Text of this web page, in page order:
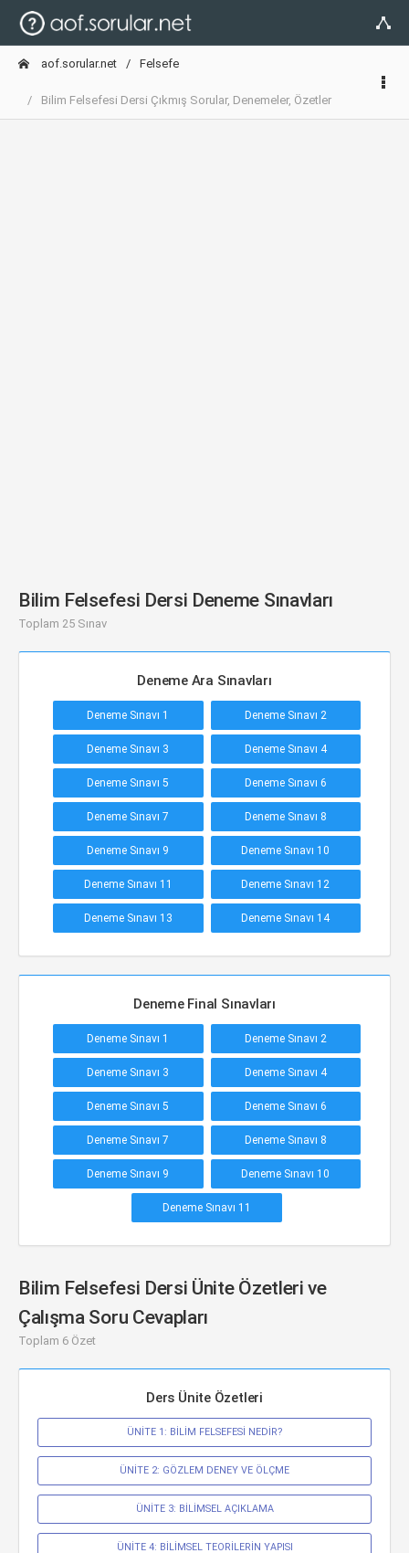
aof.sorular.net Felsefe
Bilim Felsefesi Dersi Çıkmış Sorular, Denemeler, Özetler
Bilim Felsefesi Dersi Deneme Sınavları
Toplam 25 Sınav
Deneme Ara Sınavları
Deneme Sınavı 1 Deneme Sınavı 2
Deneme Sınavı 3 Deneme Sınavı 4
Deneme Sınavı 5 Deneme Sınavı 6
Deneme Sınavı 7 Deneme Sınavı 8
Deneme Sınavı 9 Deneme Sınavı 10
Deneme Sınavı 11 Deneme Sınavı 12
Deneme Sınavı 13 Deneme Sınavı 14
Deneme Final Sınavları
Deneme Sınavı 1 Deneme Sınavı 2
Deneme Sınavı 3 Deneme Sınavı 4
Deneme Sınavı 5 Deneme Sınavı 6
Deneme Sınavı 7 Deneme Sınavı 8
Deneme Sınavı 9 Deneme Sınavı 10
Deneme Sınavı 11
Bilim Felsefesi Dersi Ünite Özetleri ve
Çalışma Soru Cevapları
Toplam 6 Özet
Ders Ünite Özetleri
ÜNİTE 1: BİLİM FELSEFESİ NEDİR?
ÜNİTE 2: GÖZLEM DENEY VE ÖLÇME
ÜNİTE 3: BİLİMSEL AÇIKLAMA
ÜNİTE 4: BİLİMSEL TEORİLERİN YAPISI